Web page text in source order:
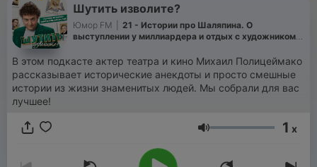
Шутить изволите?
Юмор FM
21 - Истории про Шаляпина. О
выступлении у миллиардера и отдых с художником
В этом подкасте актер театра и кино Михаил Полицеймако
рассказывает исторические анекдоты и просто смешные
истории из жизни знаменитых людей. Мы собрали для вас
лучшее!
Głośność 1 x